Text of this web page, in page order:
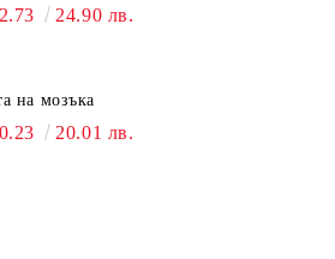
24.90 лв.
на мозъка
20.01 лв.